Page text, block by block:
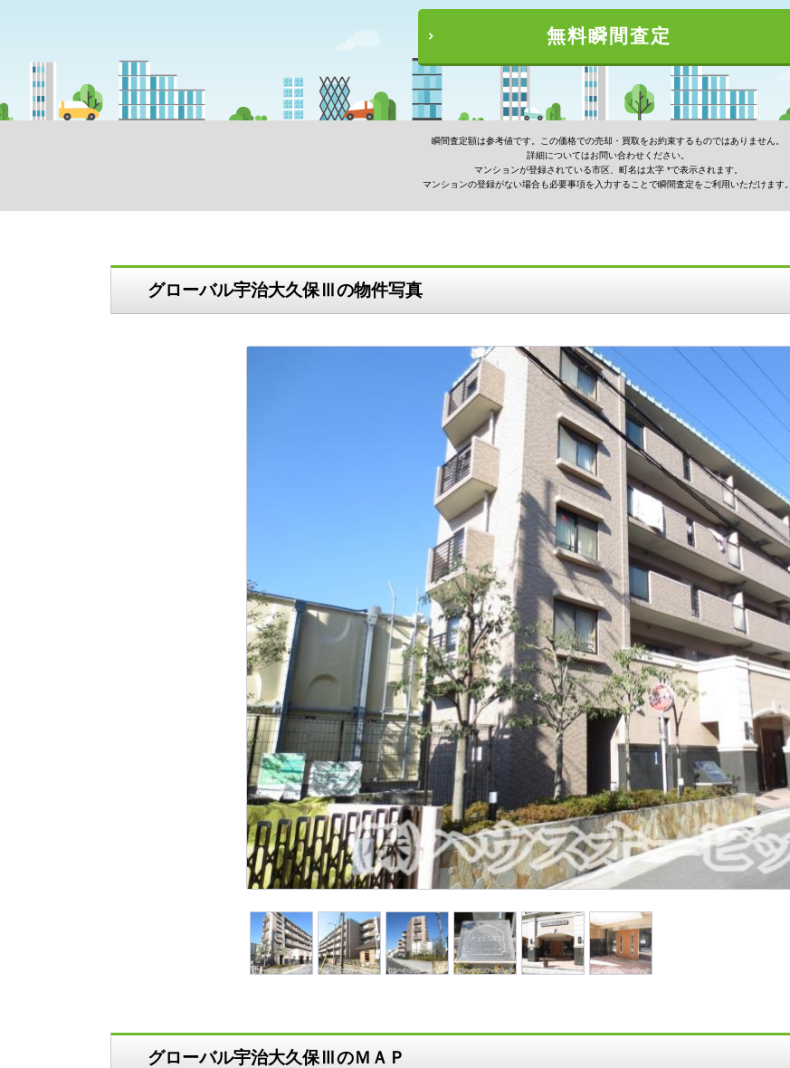
無料瞬間査定
瞬間査定額は参考値です。この価格での売却・買取をお約束するものではありません。
詳細についてはお問い合わせください。
マンションが登録されている市区、町名は太字 *で表示されます。
マンションの登録がない場合も必要事項を入力することで瞬間査定をご利用いただけます。
グローバル宇治大久保Ⅲの物件写真
グローバル宇治大久保ⅢのＭＡＰ